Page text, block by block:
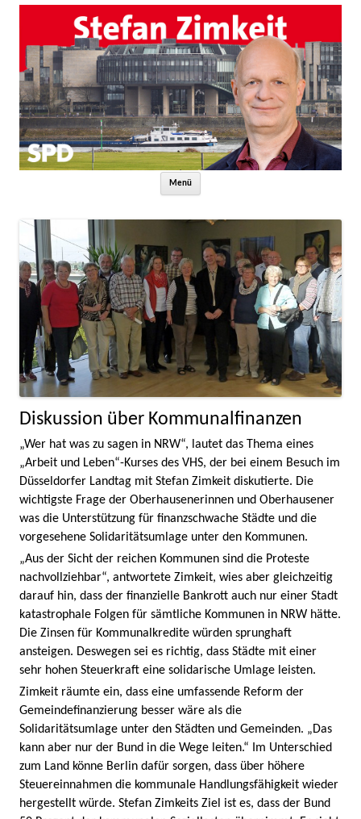
Menü
Diskussion über Kommunalfinanzen
„Wer hat was zu sagen in NRW“, lautet das Thema eines
„Arbeit und Leben“-Kurses des VHS, der bei einem Besuch im
Düsseldorfer Landtag mit Stefan Zimkeit diskutierte. Die
wichtigste Frage der Oberhausenerinnen und Oberhausener
was die Unterstützung für finanzschwache Städte und die
vorgesehene Solidaritätsumlage unter den Kommunen.
„Aus der Sicht der reichen Kommunen sind die Proteste
nachvollziehbar“, antwortete Zimkeit, wies aber gleichzeitig
darauf hin, dass der finanzielle Bankrott auch nur einer Stadt
katastrophale Folgen für sämtliche Kommunen in NRW hätte.
Die Zinsen für Kommunalkredite würden sprunghaft
ansteigen. Deswegen sei es richtig, dass Städte mit einer
sehr hohen Steuerkraft eine solidarische Umlage leisten.
Zimkeit räumte ein, dass eine umfassende Reform der
Gemeindefinanzierung besser wäre als die
Solidaritätsumlage unter den Städten und Gemeinden. „Das
kann aber nur der Bund in die Wege leiten.“ Im Unterschied
zum Land könne Berlin dafür sorgen, dass über höhere
Steuereinnahmen die kommunale Handlungsfähigkeit wieder
hergestellt würde. Stefan Zimkeits Ziel ist es, dass der Bund